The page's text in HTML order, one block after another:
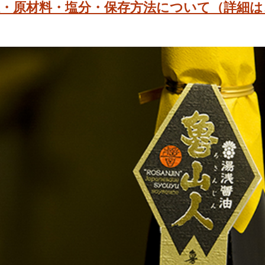
原材料・塩分・保存方法について（詳細